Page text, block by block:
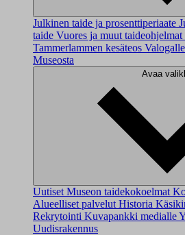
Julkinen taide ja prosenttiperiaate
taide Vuores ja muut taideohjelmat
Tammerlammen kesäteos
Museosta
Avaa
Uutiset Museon taidekokoelmat
Alueelliset palvelut Historia
Rekrytointi Kuvapankki medialle
Uudisrakennus